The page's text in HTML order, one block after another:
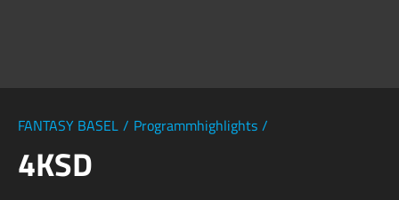
FANTASY BASEL / Programmhighlights /
4KSD